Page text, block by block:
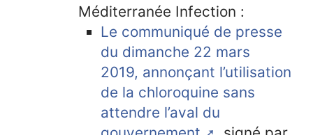
Méditerranée Infection :
Le communiqué de presse
du dimanche 22 mars
2019, annonçant l’utilisation
de la chloroquine sans
attendre l’aval du